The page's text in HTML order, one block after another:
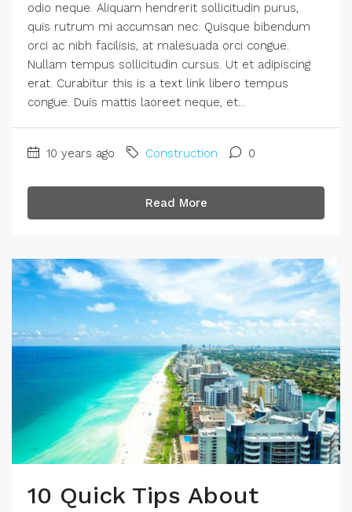
odio neque. Aliquam hendrerit sollicitudin purus,
quis rutrum mi accumsan nec. Quisque bibendum
orci ac nibh facilisis, at malesuada orci congue.
Nullam tempus sollicitudin cursus. Ut et adipiscing
erat. Curabitur this is a text link libero tempus
congue. Duis mattis laoreet neque, et...
10 years ago Construction 0
Read More
10 Quick Tips About